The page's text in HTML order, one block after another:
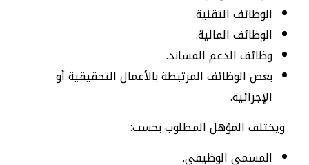
الوظائف التقنية.
الوظائف المالية.
وظائف الدعم المساند.
بعض الوظائف المرتبطة بالأعمال التحقيقية أو
الإجرائية.
ويختلف المؤهل المطلوب بحسب:
المسمى الوظيفي.